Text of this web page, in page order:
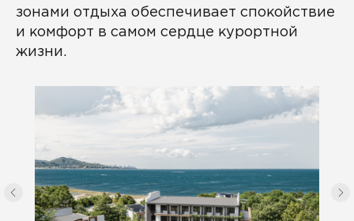
зонами отдыха обеспечивает спокойствие
и комфорт в самом сердце курортной
жизни.